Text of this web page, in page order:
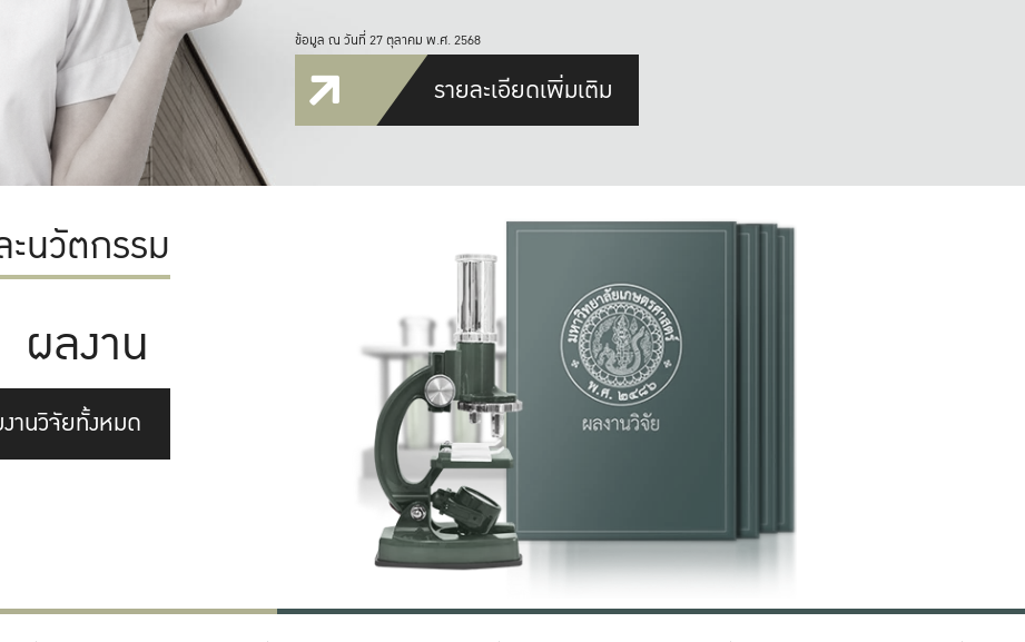
ข้อมูล ณ วันที่ 27 ตุลาคม พ.ศ. 2568
รายละเอียดเพิ่มเติม
นวัตกรรม
ผลงาน
านวิจัยทั้งหมด